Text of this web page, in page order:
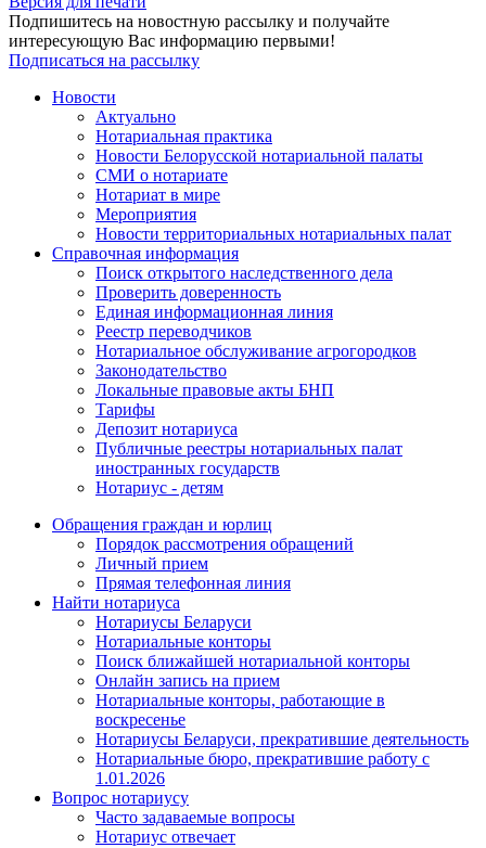
Подпишитесь на новостную рассылку и получайте
интересующую Вас информацию первыми!
Подписаться на рассылку
Новости
Актуально
Нотариальная практика
Новости Белорусской нотариальной палаты
СМИ о нотариате
Нотариат в мире
Мероприятия
Новости территориальных нотариальных палат
Справочная информация
Поиск открытого наследственного дела
Проверить доверенность
Единая информационная линия
Реестр переводчиков
Нотариальное обслуживание агрогородков
Законодательство
Локальные правовые акты БНП
Тарифы
Депозит нотариуса
Публичные реестры нотариальных палат
иностранных государств
Нотариус - детям
Обращения граждан и юрлиц
Порядок рассмотрения обращений
Личный прием
Прямая телефонная линия
Найти нотариуса
Нотариусы Беларуси
Нотариальные конторы
Поиск ближайшей нотариальной конторы
Онлайн запись на прием
Нотариальные конторы, работающие в
воскресенье
Нотариусы Беларуси, прекратившие деятельность
Нотариальные бюро, прекратившие работу с
1.01.2026
Вопрос нотариусу
Часто задаваемые вопросы
Нотариус отвечает